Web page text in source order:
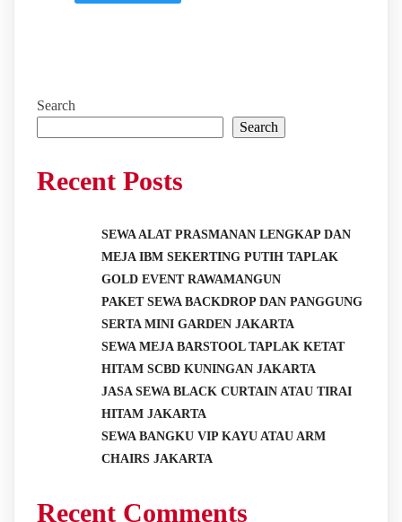
Search
Search
Recent Posts
SEWA ALAT PRASMANAN LENGKAP DAN
MEJA IBM SEKERTING PUTIH TAPLAK
GOLD EVENT RAWAMANGUN
PAKET SEWA BACKDROP DAN PANGGUNG
SERTA MINI GARDEN JAKARTA
SEWA MEJA BARSTOOL TAPLAK KETAT
HITAM SCBD KUNINGAN JAKARTA
JASA SEWA BLACK CURTAIN ATAU TIRAI
HITAM JAKARTA
SEWA BANGKU VIP KAYU ATAU ARM
CHAIRS JAKARTA
Recent Comments